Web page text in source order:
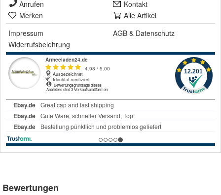
Anrufen
Kontakt
Merken
Alle Artikel
Impressum
AGB & Datenschutz
Widerrufsbelehrung
Bewertungen